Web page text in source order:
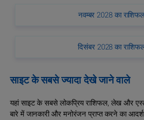
नवम्बर 2028 का
दिसंबर 2028 का
साइट के सबसे ज्यादा देखे जाने वाले
यहां साइट के सबसे लोकप्रिय राशिफल, लेख और
बारे में जानकारी और मनोरंजन प्राप्त करने का